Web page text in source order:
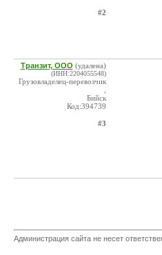
#2
Транзит, ООО (удалена)
(ИНН:2204055548)
Грузовладелец-перевозчик
Бийск
Код:394739
#3
Администрация сайта не несет